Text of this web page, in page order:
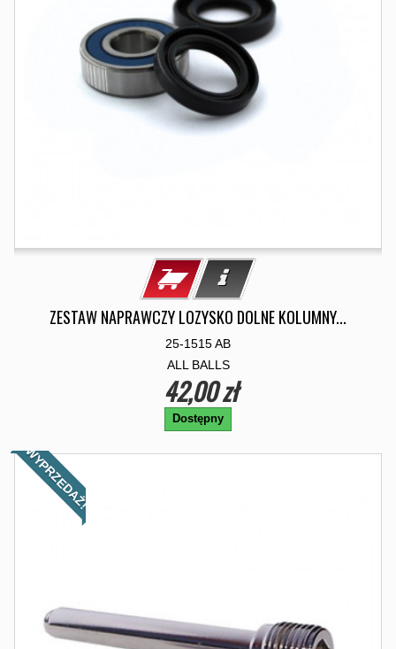
ZESTAW NAPRAWCZY LOZYSKO DOLNE KOLUMNY...
25-1515 AB
ALL BALLS
42,00 zł
Dostępny
WYPRZEDAŻ!